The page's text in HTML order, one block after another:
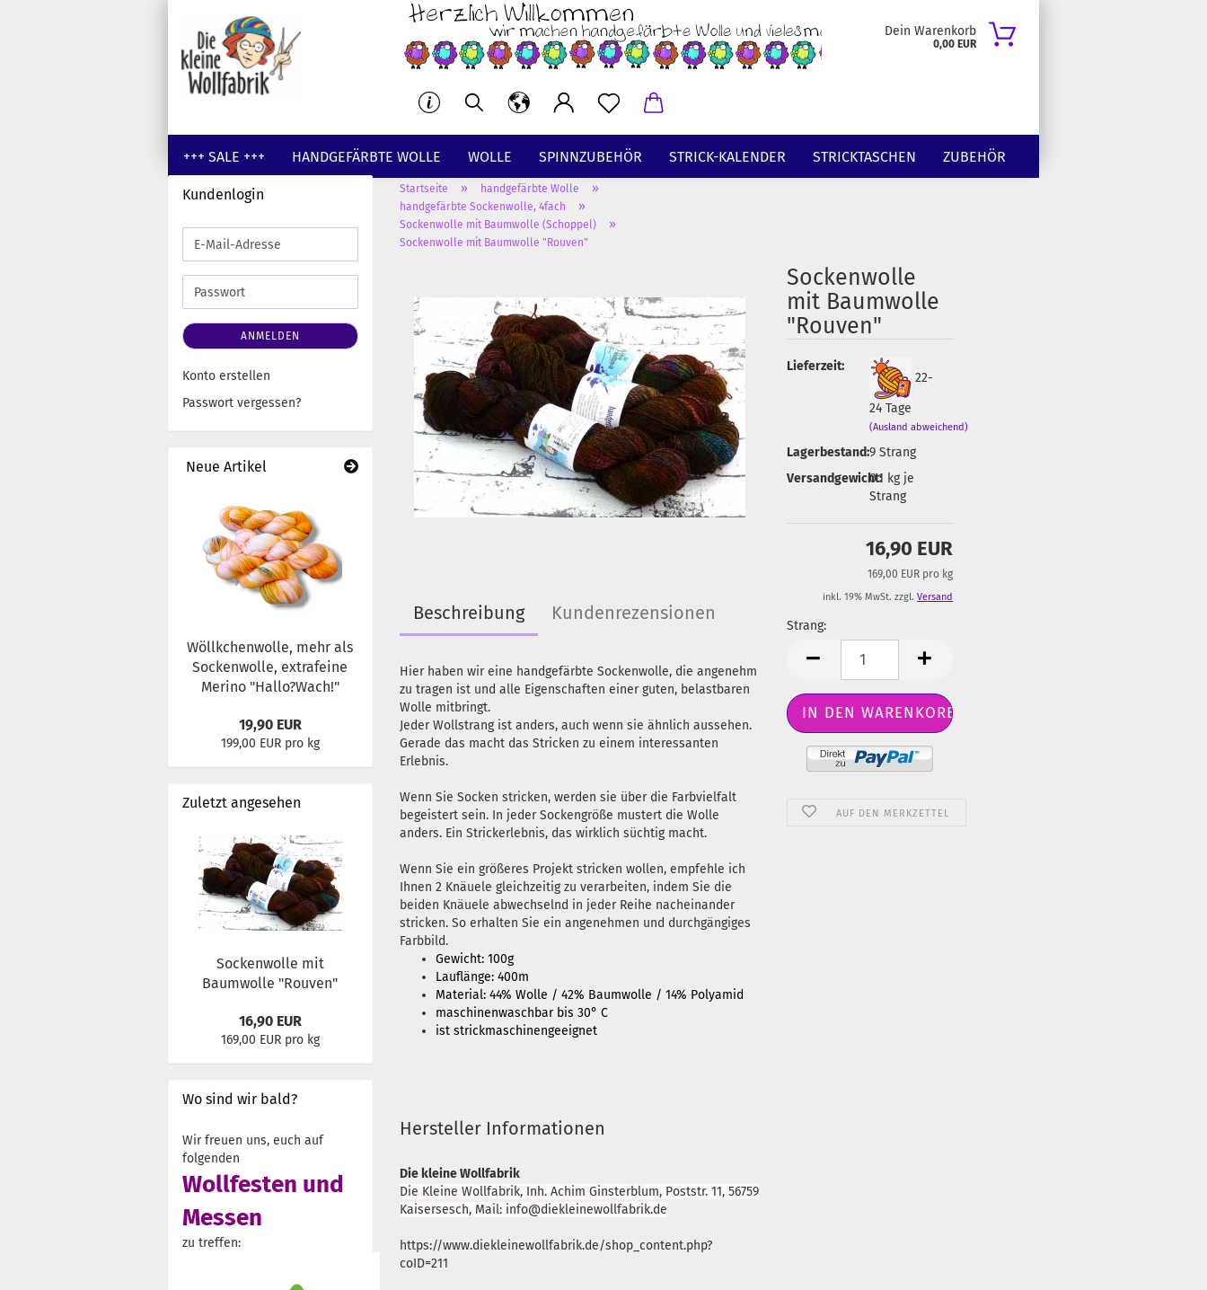
Dein Warenkorb
0,00 EUR
+++ SALE +++ HANDGEFÄRBTE WOLLE WOLLE SPINNZUBEHÖR STRICK-KALENDER STRICKTASCHEN ZUBEHÖR
GUTSCHEINE WOLLE UNGEFÄRBT
Startseite » handgefärbte Wolle »
handgefärbte Sockenwolle, 4fach »
Sockenwolle mit Baumwolle (Schoppel) »
Sockenwolle mit Baumwolle "Rouven"
Sockenwolle
mit Baumwolle
"Rouven"
Lieferzeit:
22-
24 Tage
(Ausland abweichend)
Lagerbestand:9 Strang
Versandgewicht:
0.1 kg je
Strang
16,90 EUR
169,00 EUR pro kg
inkl. 19% MwSt. zzgl.Versand
Strang:
Strang
AUF DEN MERKZETTEL
Beschreibung Kundenrezensionen
Hier haben wir eine handgefärbte Sockenwolle, die angenehm
zu tragen ist und alle Eigenschaften einer guten, belastbaren
Wolle mitbringt.
Jeder Wollstrang ist anders, auch wenn sie ähnlich aussehen.
Gerade das macht das Stricken zu einem interessanten
Erlebnis.
Wenn Sie Socken stricken, werden sie über die Farbvielfalt
begeistert sein. In jeder Sockengröße mustert die Wolle
anders. Ein Strickerlebnis, das wirklich süchtig macht.
Wenn Sie ein größeres Projekt stricken wollen, empfehle ich
Ihnen 2 Knäuele gleichzeitig zu verarbeiten, indem Sie die
beiden Knäuele abwechselnd in jeder Reihe nacheinander
stricken. So erhalten Sie ein angenehmen und durchgängiges
Farbbild.
Gewicht: 100g
Lauflänge: 400m
Material: 44% Wolle / 42% Baumwolle / 14% Polyamid
maschinenwaschbar bis 30° C
ist strickmaschinengeeignet
Hersteller Informationen
Die kleine Wollfabrik
Die Kleine Wollfabrik, Inh. Achim Ginsterblum, Poststr. 11, 56759
Kaisersesch, Mail: info@diekleinewollfabrik.de
https://www.diekleinewollfabrik.de/shop_content.php?
coID=211
Kundenlogin
E-
Mail-
Adresse
Passwort
ANMELDEN
Konto erstellen
Passwort vergessen?
Neue Artikel
Wöllkchenwolle, mehr als
Sockenwolle, extrafeine
Merino "Hallo?Wach!"
19,90 EUR
199,00 EUR pro kg
Zuletzt angesehen
Sockenwolle mit
Baumwolle "Rouven"
16,90 EUR
169,00 EUR pro kg
Wo sind wir bald?
Wir freuen uns, euch auf
folgenden
Wollfesten und
Messen
zu treffen: